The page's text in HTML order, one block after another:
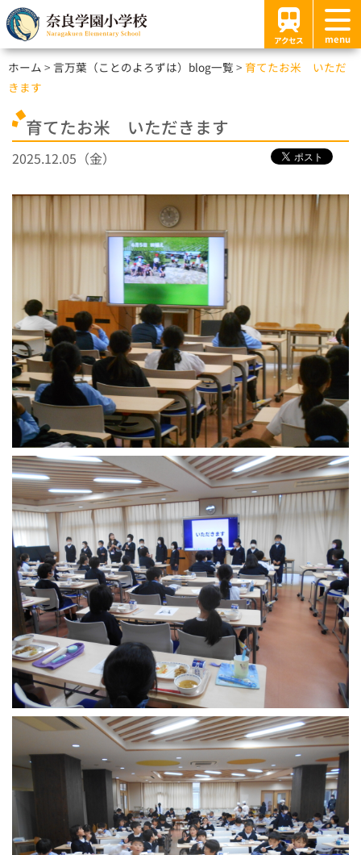
アクセス menu
ホーム 言万葉（ことのよろずは）blog一覧
育てたお米 いただ
きます
育てたお米 いただきます
2025.12.05（金）